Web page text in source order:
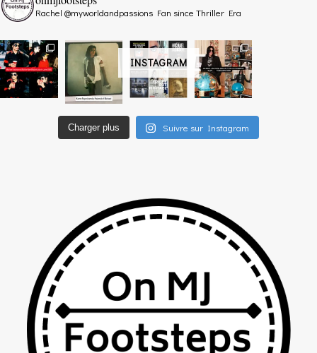
INSTAGRAM
Rachel @myworldandpassions Fan since Thriller Era
Charger plus Suivre sur Instagram